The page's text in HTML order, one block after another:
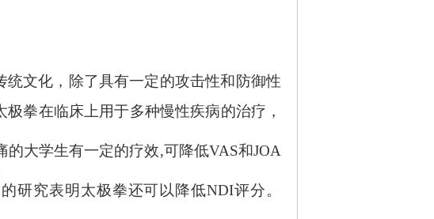
文化，除了具有一定的攻击性和防御性
拳在临床上用于多种慢性疾病的治疗，
的大学生有一定的疗效,可降低VAS和JOA
的研究表明太极拳还可以降低NDI评分。